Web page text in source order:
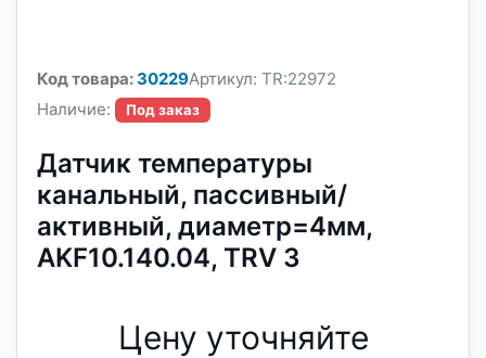
Код товара:30229Артикул: TR:22972
Наличие:
Под заказ
Датчик температуры
канальный, пассивный/
активный, диаметр=4мм,
AKF10.140.04, TRV 3
Цену уточняйте